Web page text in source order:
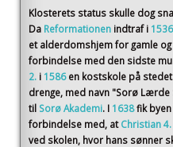
Klosterets status skulle dog
Da Reformationen indtraf i 1536
et alderdomshjem for gamle og
forbindelse med den sidste
2. i 1586 en kostskole på
drenge, med navn "Sorø
til Sorø Akademi. I 1638fik byen
forbindelse med, at Christian 4.
ved skolen, hvor hans sønner